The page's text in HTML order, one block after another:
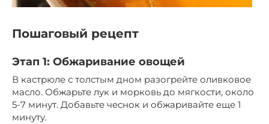
Пошаговый рецепт
Этап 1: Обжаривание овощей
В кастрюле с толстым дном разогрейте оливковое
масло. Обжарьте лук и морковь до мягкости, около
5-7 минут. Добавьте чеснок и обжаривайте еще 1
минуту.